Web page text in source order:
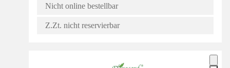
Nicht online bestellbar
Z.Zt. nicht reservierbar